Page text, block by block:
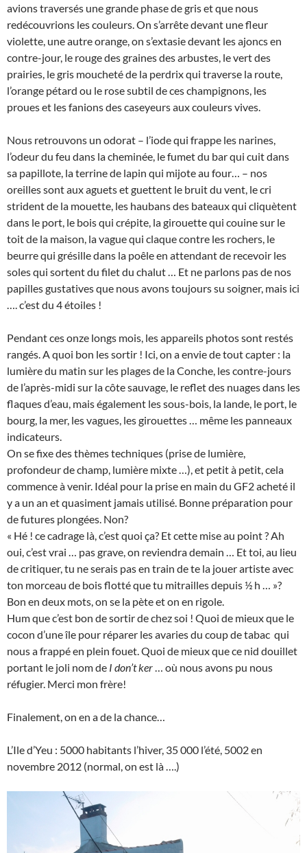
avions traversés une grande phase de gris et que nous
redécouvrions les couleurs. On s’arrête devant une fleur
violette, une autre orange, on s’extasie devant les ajoncs en
contre-jour, le rouge des graines des arbustes, le vert des
prairies, le gris moucheté de la perdrix qui traverse la route,
l’orange pétard ou le rose subtil de ces champignons, les
proues et les fanions des caseyeurs aux couleurs vives.
Nous retrouvons un odorat – l’iode qui frappe les narines,
l’odeur du feu dans la cheminée, le fumet du bar qui cuit dans
sa papillote, la terrine de lapin qui mijote au four… – nos
oreilles sont aux aguets et guettent le bruit du vent, le cri
strident de la mouette, les haubans des bateaux qui cliquètent
dans le port, le bois qui crépite, la girouette qui couine sur le
toit de la maison, la vague qui claque contre les rochers, le
beurre qui grésille dans la poêle en attendant de recevoir les
soles qui sortent du filet du chalut … Et ne parlons pas de nos
papilles gustatives que nous avons toujours su soigner, mais ici
…. c’est du 4 étoiles !
Pendant ces onze longs mois, les appareils photos sont restés
rangés. A quoi bon les sortir ! Ici, on a envie de tout capter : la
lumière du matin sur les plages de la Conche, les contre-jours
de l’après-midi sur la côte sauvage, le reflet des nuages dans les
flaques d’eau, mais également les sous-bois, la lande, le port, le
bourg, la mer, les vagues, les girouettes … même les panneaux
indicateurs.
On se fixe des thèmes techniques (prise de lumière,
profondeur de champ, lumière mixte …), et petit à petit, cela
commence à venir. Idéal pour la prise en main du GF2 acheté il
y a un an et quasiment jamais utilisé. Bonne préparation pour
de futures plongées. Non?
« Hé ! ce cadrage là, c’est quoi ça? Et cette mise au point ? Ah
oui, c’est vrai … pas grave, on reviendra demain … Et toi, au lieu
de critiquer, tu ne serais pas en train de te la jouer artiste avec
ton morceau de bois flotté que tu mitrailles depuis ½ h … »?
Bon en deux mots, on se la pète et on en rigole.
Hum que c’est bon de sortir de chez soi ! Quoi de mieux que le
cocon d’une île pour réparer les avaries du coup de tabac qui
nous a frappé en plein fouet. Quoi de mieux que ce nid douillet
portant le joli nom de I don’t ker … où nous avons pu nous
réfugier. Merci mon frère!
Finalement, on en a de la chance…
L’Ile d’Yeu : 5000 habitants l’hiver, 35 000 l’été, 5002 en
novembre 2012 (normal, on est là ….)